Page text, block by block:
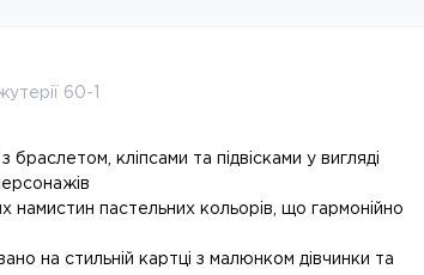
60-1
браслетом, кліпсами та підвісками у вигляді
намистин пастельних кольорів, що гармонійно
на стильній картці з малюнком дівчинки та